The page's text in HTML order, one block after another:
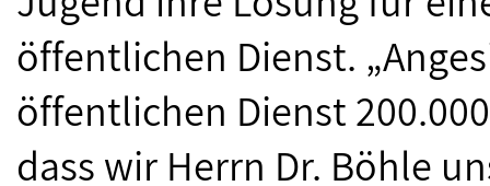
öffentlichen Dienst.
öffentlichen Dienst
dass wir Herrn Dr. Böhle